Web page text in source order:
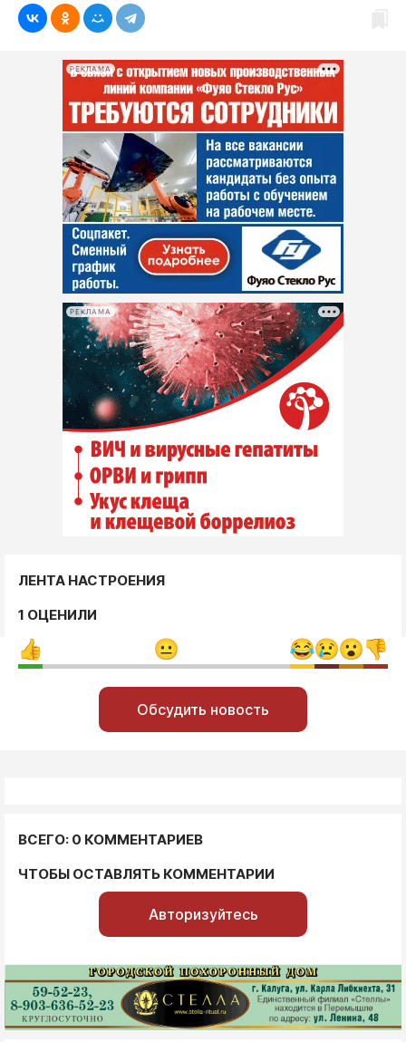
РЕКЛАМА
РЕКЛАМА
ЛЕНТА НАСТРОЕНИЯ
1 ОЦЕНИЛИ
Обсудить новость
ВСЕГО: 0 КОММЕНТАРИЕВ
ЧТОБЫ ОСТАВЛЯТЬ КОММЕНТАРИИ
Авторизуйтесь